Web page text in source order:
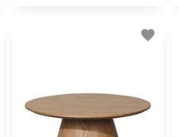
favorite